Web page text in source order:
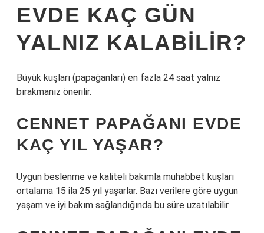
EVDE KAÇ GÜN
YALNIZ KALABILIR?
Büyük kuşları (papağanları) en fazla 24 saat yalnız
bırakmanız önerilir.
CENNET PAPAĞANI EVDE
KAÇ YIL YAŞAR?
Uygun beslenme ve kaliteli bakımla muhabbet kuşları
ortalama 15 ila 25 yıl yaşarlar. Bazı verilere göre uygun
yaşam ve iyi bakım sağlandığında bu süre uzatılabilir.